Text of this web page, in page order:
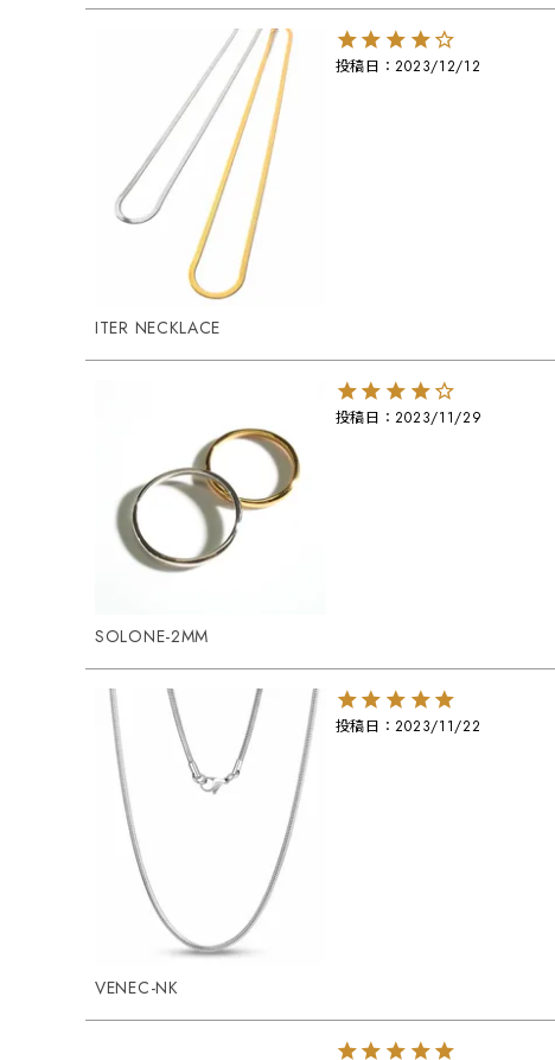
ITER NECKLACE
投稿日 2023/12/12
SOLONE-2MM
投稿日 2023/11/29
VENEC-NK
投稿日 2023/11/22